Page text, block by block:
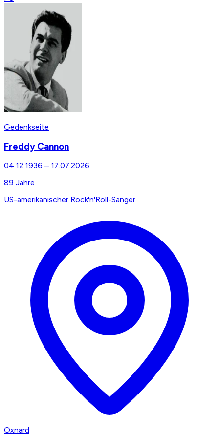
Gedenkseite
Freddy Cannon
04.12.1936 – 17.07.2026
89 Jahre
US-amerikanischer Rock'n'Roll-Sänger
Oxnard